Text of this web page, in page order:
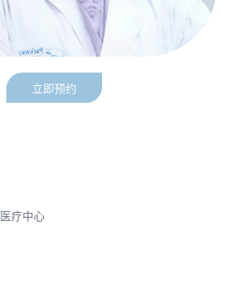
立即预约
疗中心